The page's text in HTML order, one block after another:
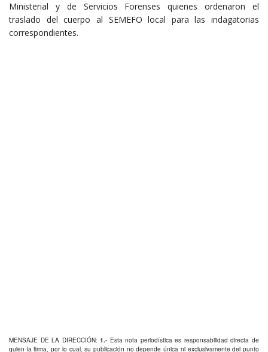
Ministerial y de Servicios Forenses quienes ordenaron el
traslado del cuerpo al SEMEFO local para las indagatorias
correspondientes.
MENSAJE DE LA DIRECCIÓN:1.- Esta nota periodística es responsabilidad directa de
quien la firma, por lo cual, su publicación no depende única ni exclusivamente del punto